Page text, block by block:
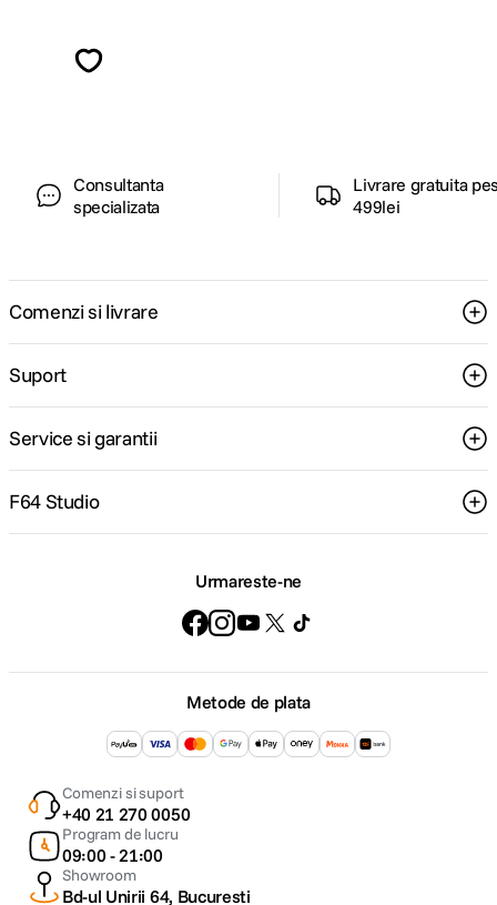
Consultanta
specializata
Livrare gratuita
499lei
Comenzi si livrare
Suport
Service si garantii
F64 Studio
Urmareste-ne
Metode de plata
Comenzi si suport
+40 21 270 0050
Program de lucru
09:00 - 21:00
Showroom
Bd-ul Unirii 64, Bucuresti